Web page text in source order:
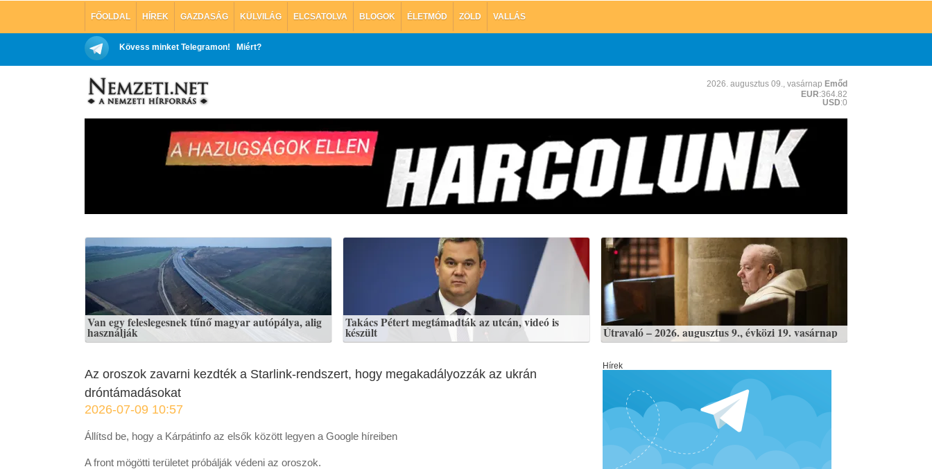
FŐOLDAL HÍREK GAZDASÁG KÜLVILÁG ELCSATOLVA BLOGOK ÉLETMÓD ZÖLD VALLÁS
Kövess minket Telegramon! Miért?
2026. augusztus 09., vasárnap Emőd
EUR:364.82
USD:0
Van egy feleslegesnek tűnő magyar autópálya, alig
használják
Takács Pétert megtámadták az utcán, videó is
készült Útravaló – 2026. augusztus 9., évközi 19. vasárnap
Az oroszok zavarni kezdték a Starlink-rendszert, hogy megakadályozzák az ukrán
dróntámadásokat
2026-07-09 10:57
Állítsd be, hogy a Kárpátinfo az elsők között legyen a Google híreiben
A front mögötti területet próbálják védeni az oroszok.
Hírek